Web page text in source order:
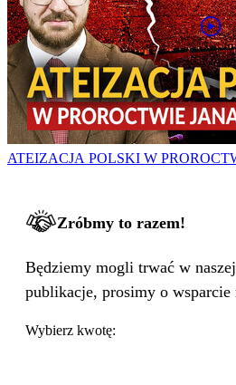
ATEIZACJA POLSKI W
Zróbmy to razem!
Będziemy mogli trwać w
publikacje, prosimy o
Wybierz kwotę: